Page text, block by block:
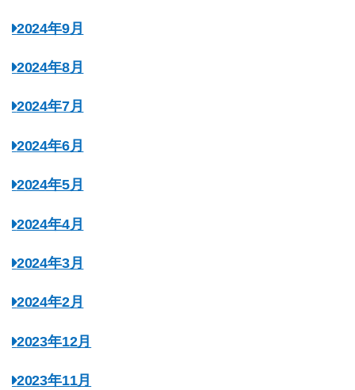
2024年9月
2024年8月
2024年7月
2024年6月
2024年5月
2024年4月
2024年3月
2024年2月
2023年12月
2023年11月